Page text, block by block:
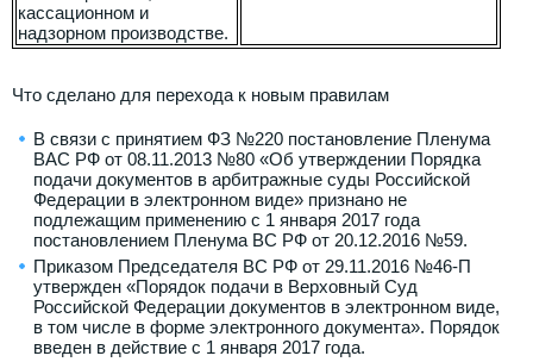
кассационном и
надзорном производстве.
Что сделано для перехода к новым правилам
В связи с принятием ФЗ №220 постановление Пленума
ВАС РФ от 08.11.2013 №80 «Об утверждении Порядка
подачи документов в арбитражные суды Российской
Федерации в электронном виде» признано не
подлежащим применению с 1 января 2017 года
постановлением Пленума ВС РФ от 20.12.2016 №59.
Приказом Председателя ВС РФ от 29.11.2016 №46-П
утвержден «Порядок подачи в Верховный Суд
Российской Федерации документов в электронном виде,
в том числе в форме электронного документа». Порядок
введен в действие с 1 января 2017 года.